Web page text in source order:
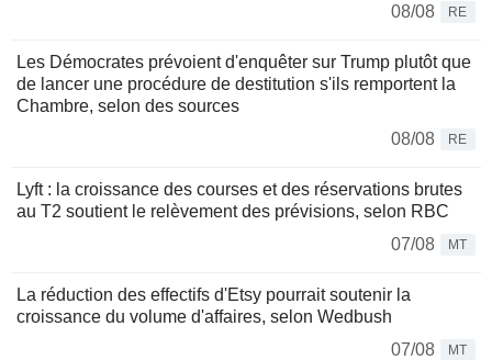
08/08
RE
Les Démocrates prévoient d'enquêter sur Trump plutôt que
de lancer une procédure de destitution s'ils remportent la
Chambre, selon des sources
08/08
RE
Lyft : la croissance des courses et des réservations brutes
au T2 soutient le relèvement des prévisions, selon RBC
07/08
MT
La réduction des effectifs d'Etsy pourrait soutenir la
croissance du volume d'affaires, selon Wedbush
07/08
MT